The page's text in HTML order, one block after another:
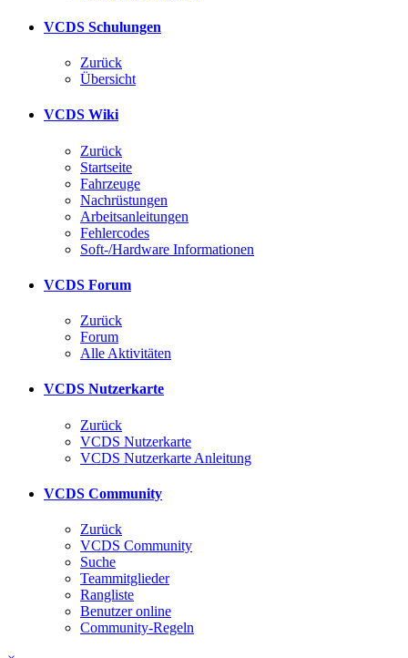
VCDS Schulungen
Zurück
Übersicht
VCDS Wiki
Zurück
Startseite
Fahrzeuge
Nachrüstungen
Arbeitsanleitungen
Fehlercodes
Soft-/Hardware Informationen
VCDS Forum
Zurück
Forum
Alle Aktivitäten
VCDS Nutzerkarte
Zurück
VCDS Nutzerkarte
VCDS Nutzerkarte Anleitung
VCDS Community
Zurück
VCDS Community
Suche
Teammitglieder
Rangliste
Benutzer online
Community-Regeln